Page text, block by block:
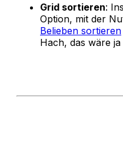
Grid sortieren:
Option, mit der
Belieben sortieren
Hach, das wäre